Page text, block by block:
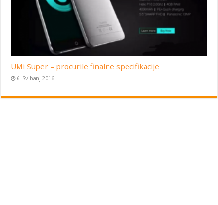
UMi Super – procurile finalne specifikacije
6. Svibanj 2016